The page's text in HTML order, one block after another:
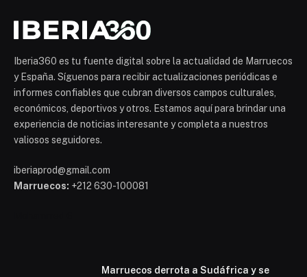
Iberia360 es tu fuente digital sobre la actualidad de Marruecos
y España. Síguenos para recibir actualizaciones periódicas e
informes confiables que cubran diversos campos culturales,
económicos, deportivos y otros. Estamos aquí para brindar una
experiencia de noticias interesante y completa a nuestros
valiosos seguidores.
iberiaprod@gmail.com
Marruecos: +212 630-100081
Marruecos derrota a Sudáfrica y se